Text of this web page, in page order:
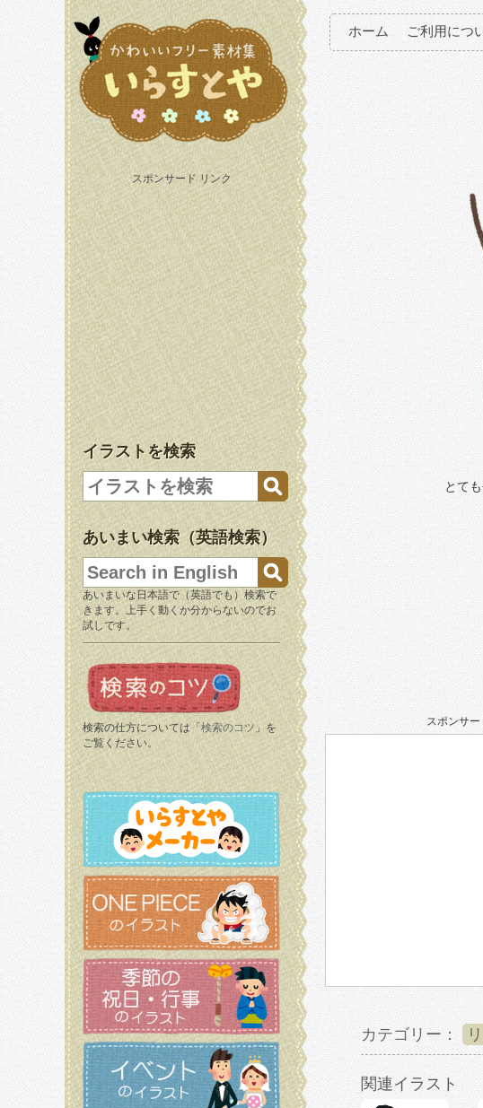
スポンサード リンク
イラストを検索
あいまい検索（英語検索）
あいまいな日本語で（英語でも）検索で
きます。上手く動くか分からないのでお
試しです。
検索の仕方については「 検索のコツ 」を
ご覧ください。
ホーム ご利用につ
とて
スポンサー
カテゴリー：
関連イラスト